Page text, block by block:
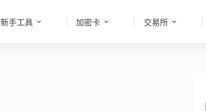
新手工具 加密卡 交易所